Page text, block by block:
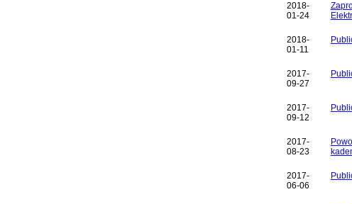
2018-
01-24
2018-
01-11
2017-
09-27
2017-
09-12
2017-
08-23
2017-
06-06